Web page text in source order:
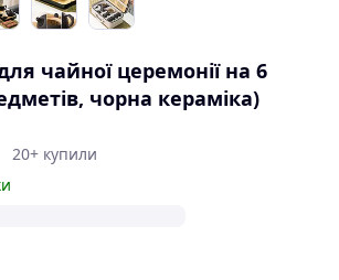
чайної церемонії на 6
чорна кераміка)
20+ купили